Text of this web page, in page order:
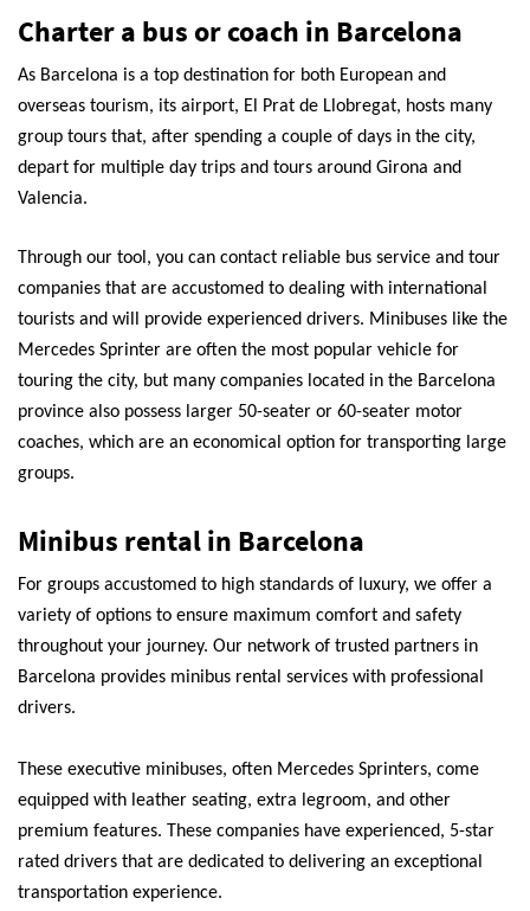
Charter a bus or coach in Barcelona
As Barcelona is a top destination for both European and
overseas tourism, its airport, El Prat de Llobregat, hosts many
group tours that, after spending a couple of days in the city,
depart for multiple day trips and tours around Girona and
Valencia.
Through our tool, you can contact reliable bus service and tour
companies that are accustomed to dealing with international
tourists and will provide experienced drivers. Minibuses like the
Mercedes Sprinter are often the most popular vehicle for
touring the city, but many companies located in the Barcelona
province also possess larger 50-seater or 60-seater motor
coaches, which are an economical option for transporting large
groups.
Minibus rental in Barcelona
For groups accustomed to high standards of luxury, we offer a
variety of options to ensure maximum comfort and safety
throughout your journey. Our network of trusted partners in
Barcelona provides minibus rental services with professional
drivers.
These executive minibuses, often Mercedes Sprinters, come
equipped with leather seating, extra legroom, and other
premium features. These companies have experienced, 5-star
rated drivers that are dedicated to delivering an exceptional
transportation experience.